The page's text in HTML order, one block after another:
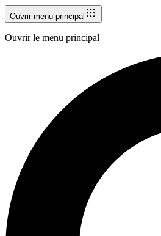
Ouvrir menu principal
Ouvrir le menu principal